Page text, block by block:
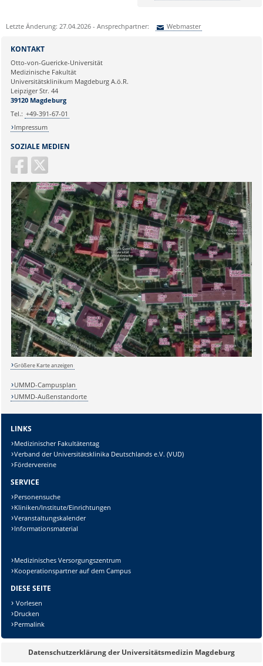
Letzte Änderung: 27.04.2026 - Ansprechpartner: Webmaster
Ihre E-Mailadresse:
Ihr Anliegen:
Lösung:
SOZIALE MEDIEN
KONTAKT
Otto-von-Guericke-Universität
Medizinische Fakultät
Universitätsklinikum Magdeburg A.ö.R.
Leipziger Str. 44
39120 Magdeburg
Tel.: +49-391-67-01
Impressum
Größere Karte anzeigen
UMMD-Campusplan
UMMD-Außenstandorte
LINKS
Medizinischer Fakultätentag
Verband der Universitätsklinika Deutschlands e.V. (VUD)
Fördervereine
SERVICE
Personensuche
Kliniken/Institute/Einrichtungen
Veranstaltungskalender
Informationsmaterial
Medizinisches Versorgungszentrum
Kooperationspartner auf dem Campus
DIESE SEITE
Vorlesen
Drucken
Permalink
Datenschutzerklärung der Universitätsmedizin Magdeburg